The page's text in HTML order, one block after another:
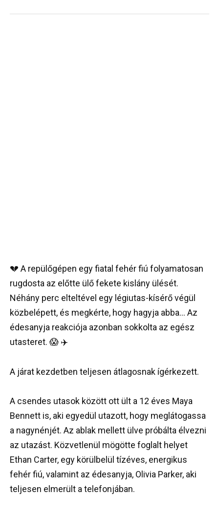
💔 A repülőgépen egy fiatal fehér fiú folyamatosan
rugdosta az előtte ülő fekete kislány ülését.
Néhány perc elteltével egy légiutas-kísérő végül
közbelépett, és megkérte, hogy hagyja abba… Az
édesanyja reakciója azonban sokkolta az egész
utasteret. 😱 ✈️
A járat kezdetben teljesen átlagosnak ígérkezett.
A csendes utasok között ott ült a 12 éves Maya
Bennett is, aki egyedül utazott, hogy meglátogassa
a nagynénjét. Az ablak mellett ülve próbálta élvezni
az utazást. Közvetlenül mögötte foglalt helyet
Ethan Carter, egy körülbelül tízéves, energikus
fehér fiú, valamint az édesanyja, Olivia Parker, aki
teljesen elmerült a telefonjában.